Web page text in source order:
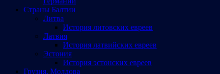
Страны Балтии
Литва
История литовских евреев
Латвия
История латвийских евреев
Эстония
История эстонских евреев
Грузия, Молдова